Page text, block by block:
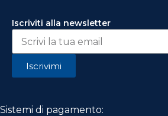
Iscriviti alla newsletter
Iscrivimi
Sistemi di pagamento: